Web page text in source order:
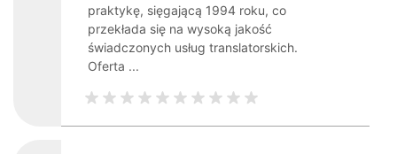
praktykę, sięgającą 1994 roku, co
przekłada się na wysoką jakość
świadczonych usług translatorskich.
Oferta ...